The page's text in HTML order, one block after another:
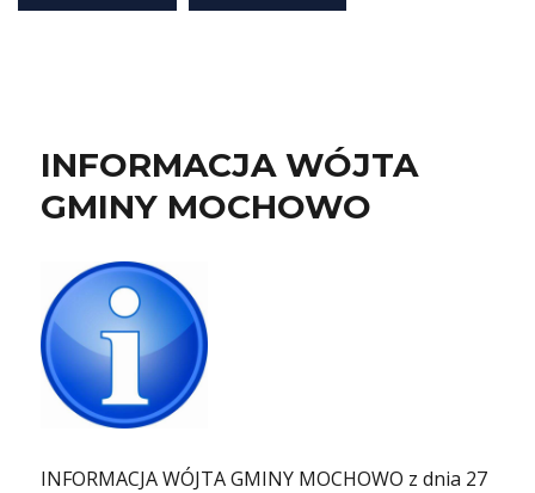
INFORMACJA WÓJTA
GMINY MOCHOWO
INFORMACJA WÓJTA GMINY MOCHOWO z dnia 27